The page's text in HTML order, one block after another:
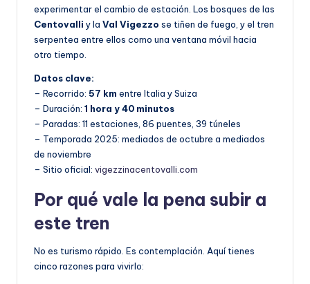
experimentar el cambio de estación. Los bosques de las
Centovalli y la Val Vigezzo se tiñen de fuego, y el tren
serpentea entre ellos como una ventana móvil hacia
otro tiempo.
Datos clave:
– Recorrido: 57 km entre Italia y Suiza
– Duración: 1 hora y 40 minutos
– Paradas: 11 estaciones, 86 puentes, 39 túneles
– Temporada 2025: mediados de octubre a mediados
de noviembre
– Sitio oficial: vigezzinacentovalli.com
Por qué vale la pena subir a
este tren
No es turismo rápido. Es contemplación. Aquí tienes
cinco razones para vivirlo: